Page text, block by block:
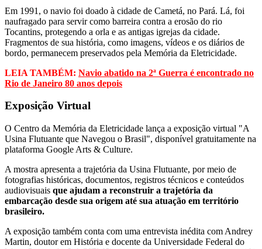
Em 1991, o navio foi doado à cidade de Cametá, no Pará. Lá, foi
naufragado para servir como barreira contra a erosão do rio
Tocantins, protegendo a orla e as antigas igrejas da cidade.
Fragmentos de sua história, como imagens, vídeos e os diários de
bordo, permanecem preservados pela Memória da Eletricidade.
LEIA TAMBÉM: Navio abatido na 2ª Guerra é encontrado no
Rio de Janeiro 80 anos depois
Exposição Virtual
O Centro da Memória da Eletricidade lança a exposição virtual "A
Usina Flutuante que Navegou o Brasil", disponível gratuitamente na
plataforma Google Arts & Culture.
A mostra apresenta a trajetória da Usina Flutuante, por meio de
fotografias históricas, documentos, registros técnicos e conteúdos
audiovisuais que ajudam a reconstruir a trajetória da
embarcação desde sua origem até sua atuação em território
brasileiro.
A exposição também conta com uma entrevista inédita com Andrey
Martin, doutor em História e docente da Universidade Federal do